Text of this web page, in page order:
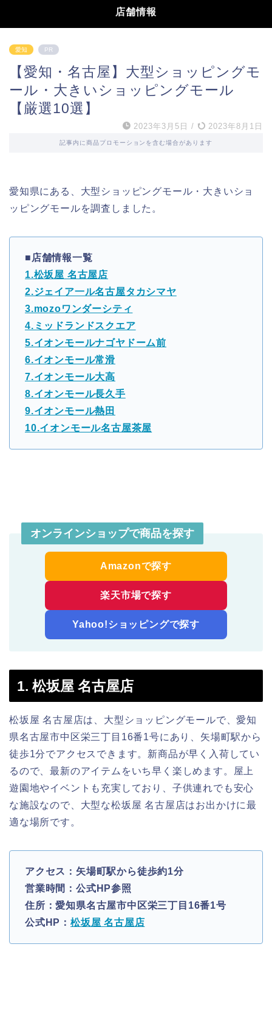
店舗情報
愛知 PR
【愛知・名古屋】大型ショッピングモ
ール・大きいショッピングモール
【厳選10選】
2023年3月5日 / 2023年8月1日
記事内に商品プロモーションを含む場合があります
愛知県にある、大型ショッピングモール・大きいショ
ッピングモールを調査しました。
■店舗情報一覧
1.松坂屋 名古屋店
2.ジェイア一ル名古屋タカシマヤ
3.mozoワンダーシティ
4.ミッドランドスクエア
5.イオンモールナゴヤドーム前
6.イオンモール常滑
7.イオンモール大高
8.イオンモール長久手
9.イオンモール熱田
10.イオンモール名古屋茶屋
オンラインショップで商品を探す
Amazonで探す
楽天市場で探す
Yahoo!ショッピングで探す
1. 松坂屋 名古屋店
松坂屋 名古屋店は、大型ショッピングモールで、愛知
県名古屋市中区栄三丁目16番1号にあり、矢場町駅から
徒歩1分でアクセスできます。新商品が早く入荷してい
るので、最新のアイテムをいち早く楽しめます。屋上
遊園地やイベントも充実しており、子供連れでも安心
な施設なので、大型な松坂屋 名古屋店はお出かけに最
適な場所です。
アクセス：矢場町駅から徒歩約1分
営業時間：公式HP参照
住所：愛知県名古屋市中区栄三丁目16番1号
公式HP： 松坂屋 名古屋店